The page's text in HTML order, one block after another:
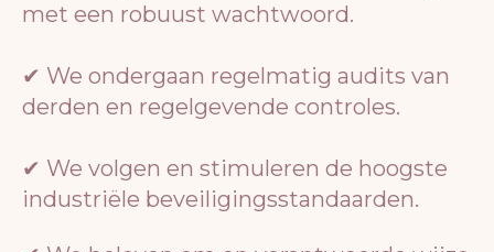
met een robuust wachtwoord.
✔ We ondergaan regelmatig audits van
derden en regelgevende controles.
✔ We volgen en stimuleren de hoogste
industriële beveiligingsstandaarden.